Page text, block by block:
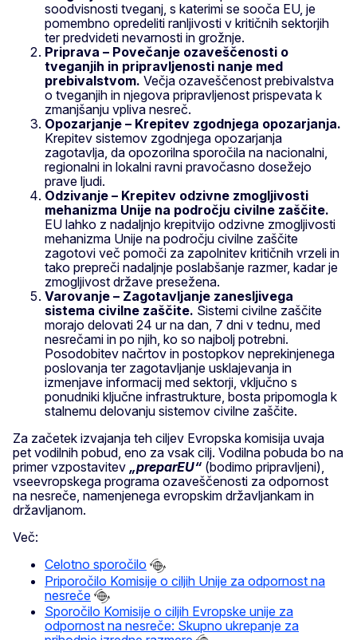
soodvisnosti tveganj, s katerimi se sooča EU, je
pomembno opredeliti ranljivosti v kritičnih sektorjih
ter predvideti nevarnosti in grožnje.
Priprava – Povečanje ozaveščenosti o
tveganjih in pripravljenosti nanje med
prebivalstvom. Večja ozaveščenost prebivalstva
o tveganjih in njegova pripravljenost prispevata k
zmanjšanju vpliva nesreč.
Opozarjanje – Krepitev zgodnjega opozarjanja.
Krepitev sistemov zgodnjega opozarjanja
zagotavlja, da opozorilna sporočila na nacionalni,
regionalni in lokalni ravni pravočasno dosežejo
prave ljudi.
Odzivanje – Krepitev odzivne zmogljivosti
mehanizma Unije na področju civilne zaščite.
EU lahko z nadaljnjo krepitvijo odzivne zmogljivosti
mehanizma Unije na področju civilne zaščite
zagotovi več pomoči za zapolnitev kritičnih vrzeli in
tako prepreči nadaljnje poslabšanje razmer, kadar je
zmogljivost države presežena.
Varovanje – Zagotavljanje zanesljivega
sistema civilne zaščite. Sistemi civilne zaščite
morajo delovati 24 ur na dan, 7 dni v tednu, med
nesrečami in po njih, ko so najbolj potrebni.
Posodobitev načrtov in postopkov neprekinjenega
poslovanja ter zagotavljanje usklajevanja in
izmenjave informacij med sektorji, vključno s
ponudniki ključne infrastrukture, bosta pripomogla k
stalnemu delovanju sistemov civilne zaščite.
Za začetek izvajanja teh ciljev Evropska komisija uvaja
pet vodilnih pobud, eno za vsak cilj. Vodilna pobuda bo na
primer vzpostavitev „preparEU“ (bodimo pripravljeni),
vseevropskega programa ozaveščenosti za odpornost
na nesreče, namenjenega evropskim državljankam in
državljanom.
Več:
Celotno sporočilo
Priporočilo Komisije o ciljih Unije za odpornost na
nesreče
Sporočilo Komisije o ciljih Evropske unije za
odpornost na nesreče: Skupno ukrepanje za